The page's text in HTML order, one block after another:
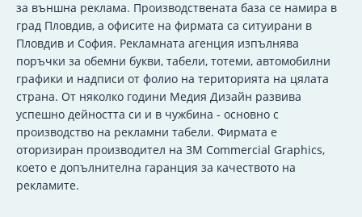
за външна реклама. Производствената база се намира в
град Пловдив, а офисите на фирмата са ситуирани в
Пловдив и София. Рекламната агенция изпълнява
поръчки за обемни букви, табели, тотеми, автомобилни
графики и надписи от фолио на територията на цялата
страна. От няколко години Медия Дизайн развива
успешно дейността си и в чужбина - основно с
производство на рекламни табели. Фирмата е
оторизиран производител на 3M Commercial Graphics,
което е допълнителна гаранция за качеството на
рекламите.